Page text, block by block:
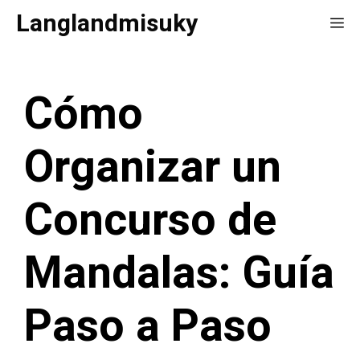
SaltarLanglandmisuky
Cómo
Organizar un
Concurso de
Mandalas: Guía
Paso a Paso